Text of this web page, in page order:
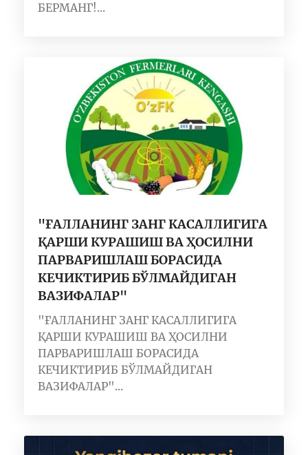
БЕРМАНГ!...
"ҒАЛЛАНИНГ ЗАНГ КАСАЛЛИГИГА
ҚАРШИ КУРАШИШ ВА ҲОСИЛНИ
ПАРВАРИШЛАШ БОРАСИДА
КЕЧИКТИРИБ БЎЛМАЙДИГАН
ВАЗИФАЛАР"
"ҒАЛЛАНИНГ ЗАНГ КАСАЛЛИГИГА
ҚАРШИ КУРАШИШ ВА ҲОСИЛНИ
ПАРВАРИШЛАШ БОРАСИДА
КЕЧИКТИРИБ БЎЛМАЙДИГАН
ВАЗИФАЛАР"...